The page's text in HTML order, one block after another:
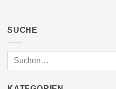
SUCHE